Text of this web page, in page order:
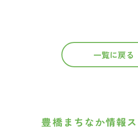
一覧に戻る